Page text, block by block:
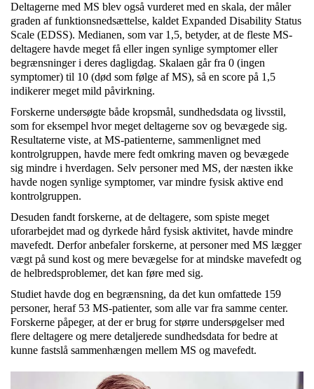
Deltagerne med MS blev også vurderet med en skala, der måler
graden af funktionsnedsættelse, kaldet Expanded Disability Status
Scale (EDSS). Medianen, som var 1,5, betyder, at de fleste MS-
deltagere havde meget få eller ingen synlige symptomer eller
begrænsninger i deres dagligdag. Skalaen går fra 0 (ingen
symptomer) til 10 (død som følge af MS), så en score på 1,5
indikerer meget mild påvirkning.
Forskerne undersøgte både kropsmål, sundhedsdata og livsstil,
som for eksempel hvor meget deltagerne sov og bevægede sig.
Resultaterne viste, at MS-patienterne, sammenlignet med
kontrolgruppen, havde mere fedt omkring maven og bevægede
sig mindre i hverdagen. Selv personer med MS, der næsten ikke
havde nogen synlige symptomer, var mindre fysisk aktive end
kontrolgruppen.
Desuden fandt forskerne, at de deltagere, som spiste meget
uforarbejdet mad og dyrkede hård fysisk aktivitet, havde mindre
mavefedt. Derfor anbefaler forskerne, at personer med MS lægger
vægt på sund kost og mere bevægelse for at mindske mavefedt og
de helbredsproblemer, det kan føre med sig.
Studiet havde dog en begrænsning, da det kun omfattede 159
personer, heraf 53 MS-patienter, som alle var fra samme center.
Forskerne påpeger, at der er brug for større undersøgelser med
flere deltagere og mere detaljerede sundhedsdata for bedre at
kunne fastslå sammenhængen mellem MS og mavefedt.